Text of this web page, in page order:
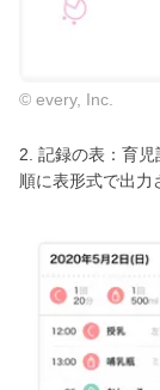
© every, Inc.
2. 記録の表：育
順に表形式で出力